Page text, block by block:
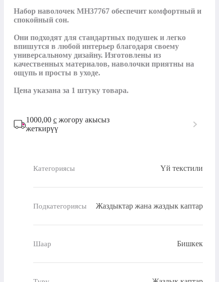
Набор наволочек MH37767 обеспечит комфортный и
спокойный сон.
Они подходят для стандартных подушек и легко
впишутся в любой интерьер благодаря своему
универсальному дизайну. Изготовлены из
качественных материалов, наволочки приятны на
ощупь и просты в уходе.
Цена указана за 1 штуку товара.
1000,00 с жогору акысыз
жеткирүү
Категориясы Үй текстили
Подкатегориясы Жаздыктар жана жаздык каптар
Шаар Бишкек